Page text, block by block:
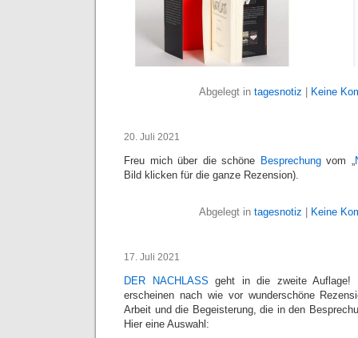
Abgelegt in tagesnotiz | Keine
20. Juli 2021
Freu mich über die schöne Besprechungvom „
Bild klicken für die ganze Rezension).
Abgelegt in tagesnotiz | Keine
17. Juli 2021
DER NACHLASS geht in die zweite
erscheinen nach wie vor wunderschöne
Arbeit und die Begeisterung, die in den
Hier eine Auswahl: